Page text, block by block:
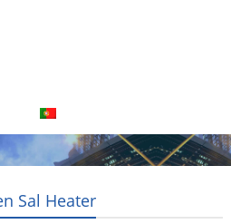
Sal Heater